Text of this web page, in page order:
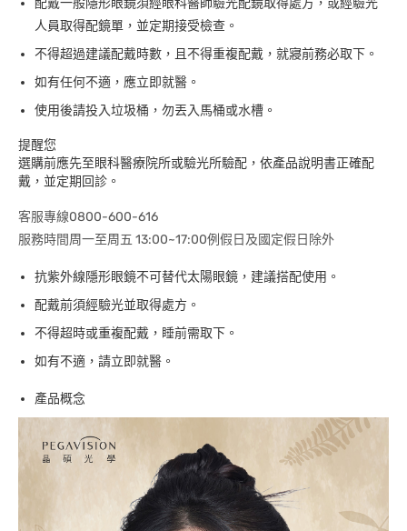
配戴一般隱形眼鏡須經眼科醫師驗光配鏡取得處方，或經驗光
人員取得配鏡單，並定期接受檢查。
不得超過建議配戴時數，且不得重複配戴，就寢前務必取下。
如有任何不適，應立即就醫。
使用後請投入垃圾桶，勿丟入馬桶或水槽。
提醒您
選購前應先至眼科醫療院所或驗光所驗配，依產品說明書正確配
戴，並定期回診。
客服專線0800-600-616
服務時間周一至周五 13:00~17:00例假日及國定假日除外
抗紫外線隱形眼鏡不可替代太陽眼鏡，建議搭配使用。
配戴前須經驗光並取得處方。
不得超時或重複配戴，睡前需取下。
如有不適，請立即就醫。
產品概念